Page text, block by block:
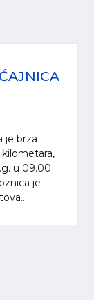
je brza
kilometara,
u 09.00
je